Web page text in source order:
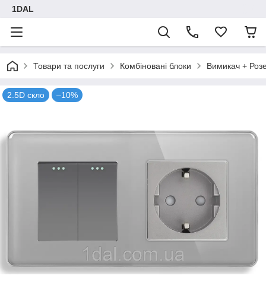
1DAL
Товари та послуги Комбіновані блоки Вимикач +
2.5D скло –10%